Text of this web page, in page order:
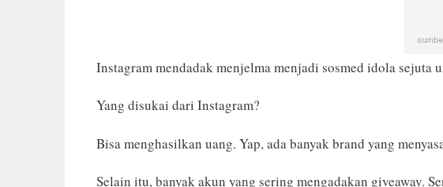
Instagram mendadak menjelma menjadi sosmed idola sejuta
Yang disukai dari Instagram?
Bisa menghasilkan uang. Yap, ada banyak brand yang
Selain itu, banyak akun yang sering mengadakan giveaway.